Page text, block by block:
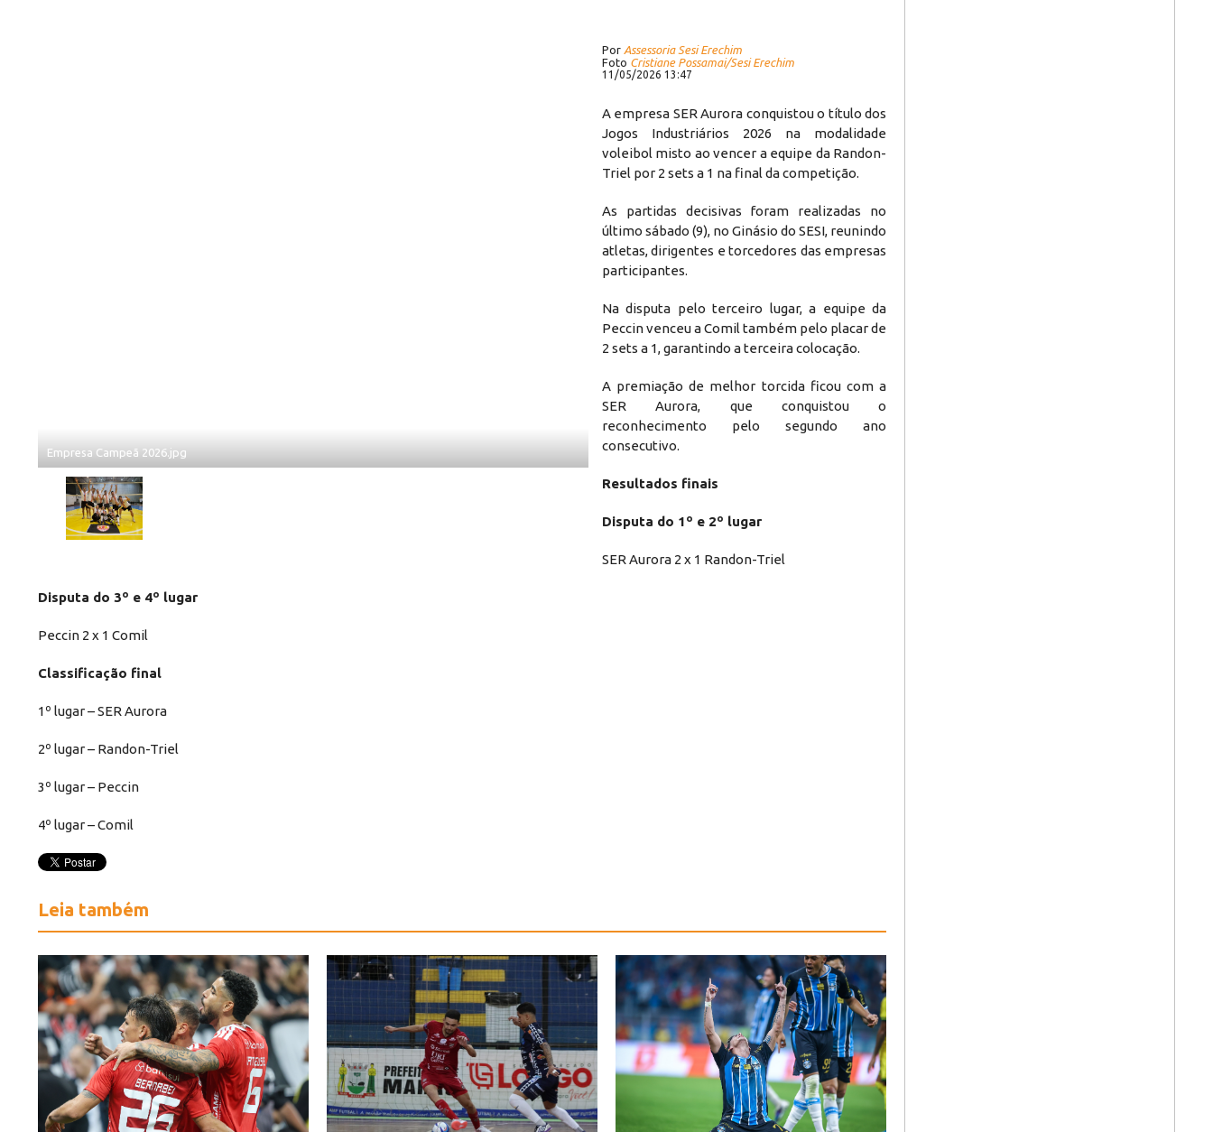
Empresa Campeã 2026.jpg
Por Assessoria Sesi Erechim
Foto Cristiane Possamai/Sesi Erechim
11/05/2026 13:47
A empresa SER Aurora conquistou o título dos
Jogos Industriários 2026 na modalidade
voleibol misto ao vencer a equipe da Randon-
Triel por 2 sets a 1 na final da competição.
As partidas decisivas foram realizadas no
último sábado (9), no Ginásio do SESI, reunindo
atletas, dirigentes e torcedores das empresas
participantes.
Na disputa pelo terceiro lugar, a equipe da
Peccin venceu a Comil também pelo placar de
2 sets a 1, garantindo a terceira colocação.
A premiação de melhor torcida ficou com a
SER Aurora, que conquistou o
reconhecimento pelo segundo ano
consecutivo.
Resultados finais
Disputa do 1º e 2º lugar
SER Aurora 2 x 1 Randon-Triel
Disputa do 3º e 4º lugar
Peccin 2 x 1 Comil
Classificação final
1º lugar – SER Aurora
2º lugar – Randon-Triel
3º lugar – Peccin
4º lugar – Comil
Leia também